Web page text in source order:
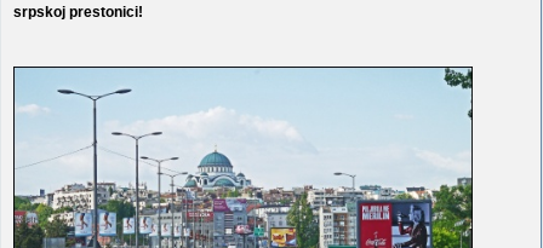
srpskoj prestonici!